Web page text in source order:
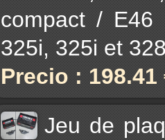
compact / E46
325i, 325i et
Precio : 198.41
Jeu de